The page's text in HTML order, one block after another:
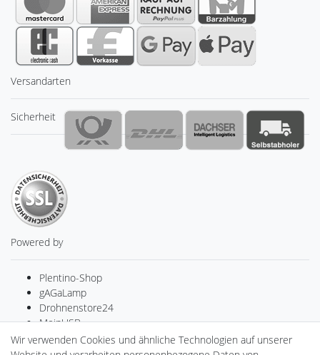
Versandarten
Sicherheit
Powered by
Plentino-Shop
gAGaLamp
Drohnenstore24
MeinUSB
Batteriespeicher
Wir verwenden Cookies und ähnliche Technologien auf unserer